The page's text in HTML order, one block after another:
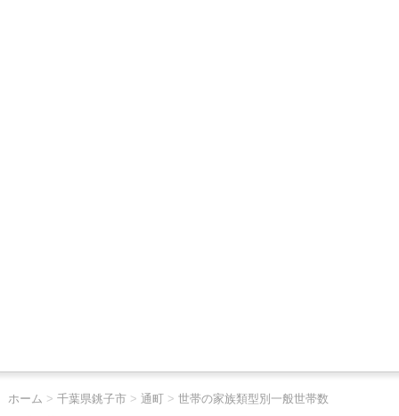
ホーム > 千葉県銚子市> 通町> 世帯の家族類型別一般世帯数